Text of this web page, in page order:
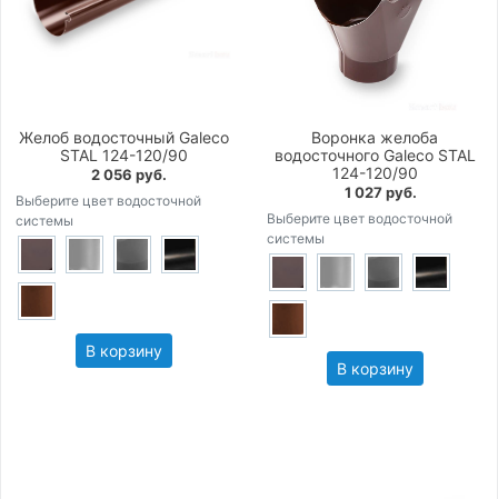
Желоб водосточный Galeco
STAL 124-120/90
2 056 руб.
Выберите цвет водосточной
системы
В корзину
Воронка желоба
водосточного Galeco STAL
124-120/90
1 027 руб.
Выберите цвет водосточной
системы
В корзину